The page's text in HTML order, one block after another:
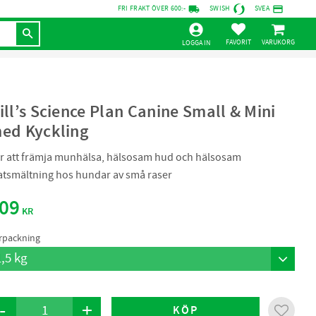
FRI FRAKT ÖVER 600:- local_shipping SWISH SVEA credit_card
LOGGA IN FAVORITER
KUNDVAGN
Science Plan Canine Small & Mini
Kyckling
att främja munhälsa, hälsosam hud och hälsosam
hos hundar av små raser
KR
+
- KÖP